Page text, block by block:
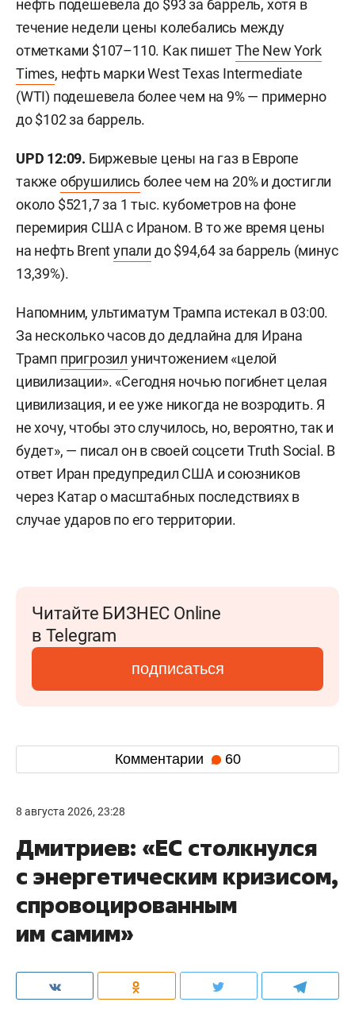
нефть подешевела до $93 за баррель, хотя в
течение недели цены колебались между
отметками $107–110. Как пишетThe New York
Times, нефть марки West Texas Intermediate
(WTI) подешевела более чем на 9% — примерно
до $102 за баррель.
UPD 12:09. Биржевые цены на газ в Европе
также обрушились более чем на 20% и достигли
около $521,7 за 1 тыс. кубометров на фоне
перемирия США с Ираном. В то же время цены
на нефть Brentупали до $94,64 за баррель (минус
13,39%).
Напомним, ультиматум Трампа истекал в 03:00.
За несколько часов до дедлайна для Ирана
Трамп пригрозил уничтожением «целой
цивилизации». «Сегодня ночью погибнет целая
цивилизация, и ее уже никогда не возродить. Я
не хочу, чтобы это случилось, но, вероятно, так и
будет», — писал он в своей соцсети Truth Social. В
ответ Иран предупредил США и союзников
через Катар о масштабных последствиях в
случае ударов по его территории.
Читайте БИЗНЕС Online
в Telegram
подписаться
Комментарии 60
8 августа 2026, 23:28
Дмитриев: «ЕС столкнулся
с энергетическим кризисом,
спровоцированным
им самим»